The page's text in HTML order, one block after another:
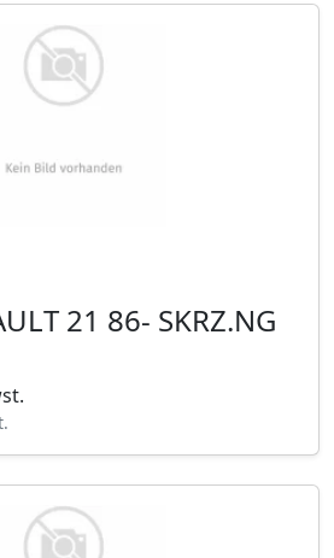
21 86- SKRZ.NG